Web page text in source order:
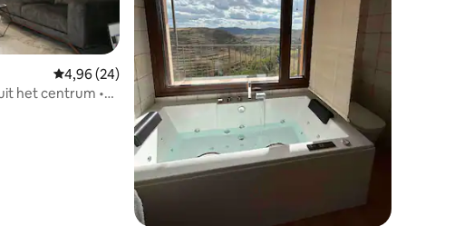
5, 39 recensies
Gemiddelde beoordeling van 4,96 op 5, 24 recensies
4,96 (24)
het centrum •